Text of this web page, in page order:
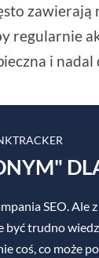
regularnie
i nadal
SEO. Ale
trudno
coś, co może